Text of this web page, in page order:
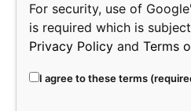
For security, use of
is required which is
Privacy Policy and Terms
I agree to these terms